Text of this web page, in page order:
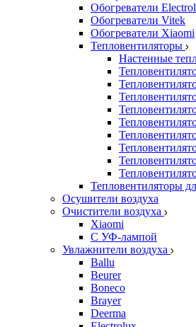
Обогреватели
Обогреватели Vitek
Обогреватели Xiaomi
Тепловентиляторы
Настенные
Тепловентиляторы
Осушители воздуха
Очистители воздуха
Xiaomi
С УФ-лампой
Увлажнители воздуха
Ballu
Beurer
Boneco
Brayer
Deerma